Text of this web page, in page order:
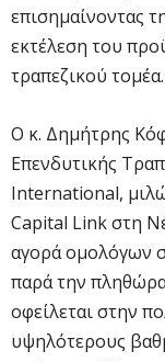
επισημαίνοντας
εκτέλεση του
τραπεζικού τομέα.
Ο κ. Δημήτρης
Επενδυτικής
International,
Capital Link στη
αγορά ομολόγων
παρά την
οφείλεται στην
υψηλότερους